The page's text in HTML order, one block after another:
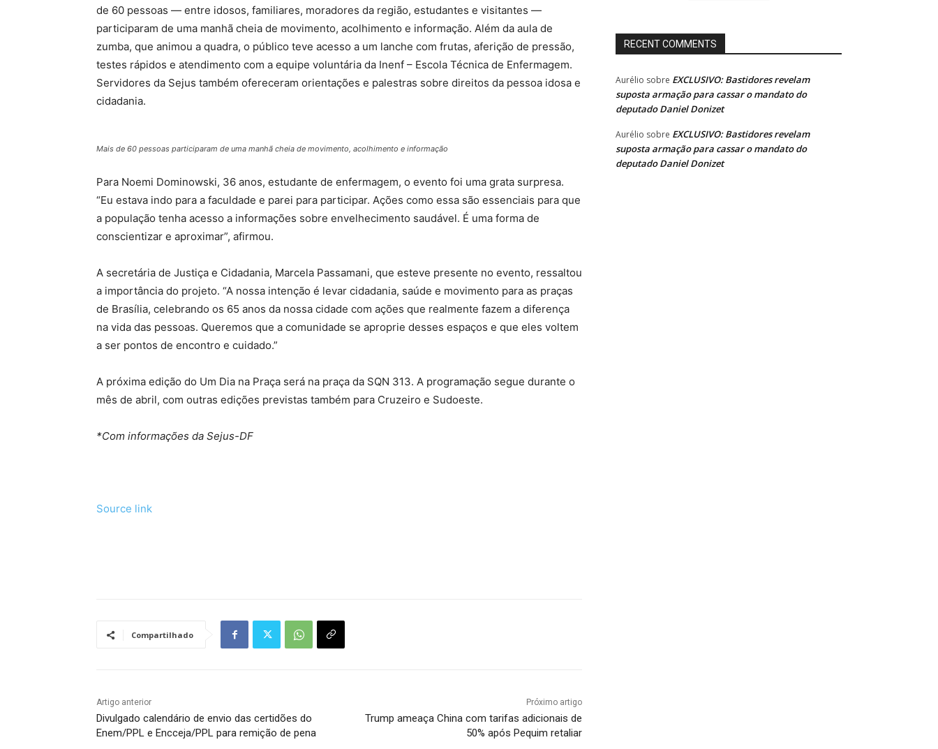
de 60 pessoas — entre idosos, familiares, moradores da região, estudantes e visitantes —
participaram de uma manhã cheia de movimento, acolhimento e informação. Além da aula de
zumba, que animou a quadra, o público teve acesso a um lanche com frutas, aferição de pressão,
testes rápidos e atendimento com a equipe voluntária da Inenf – Escola Técnica de Enfermagem.
Servidores da Sejus também ofereceram orientações e palestras sobre direitos da pessoa idosa e
cidadania.
Mais de 60 pessoas participaram de uma manhã cheia de movimento, acolhimento e informação
Para Noemi Dominowski, 36 anos, estudante de enfermagem, o evento foi uma grata surpresa.
“Eu estava indo para a faculdade e parei para participar. Ações como essa são essenciais para que
a população tenha acesso a informações sobre envelhecimento saudável. É uma forma de
conscientizar e aproximar”, afirmou.
A secretária de Justiça e Cidadania, Marcela Passamani, que esteve presente no evento, ressaltou
a importância do projeto. “A nossa intenção é levar cidadania, saúde e movimento para as praças
de Brasília, celebrando os 65 anos da nossa cidade com ações que realmente fazem a diferença
na vida das pessoas. Queremos que a comunidade se aproprie desses espaços e que eles voltem
a ser pontos de encontro e cuidado.”
A próxima edição do Um Dia na Praça será na praça da SQN 313. A programação segue durante o
mês de abril, com outras edições previstas também para Cruzeiro e Sudoeste.
*Com informações da Sejus-DF
Source link
Compartilhado
Artigo anterior
Divulgado calendário de envio das certidões do
Enem/PPL e Encceja/PPL para remição de pena
Próximo artigo
Trump ameaça China com tarifas adicionais de
50% após Pequim retaliar
RECENT COMMENTS
Aurélio sobre EXCLUSIVO: Bastidores revelam
suposta armação para cassar o mandato do
deputado Daniel Donizet
Aurélio sobre EXCLUSIVO: Bastidores revelam
suposta armação para cassar o mandato do
deputado Daniel Donizet